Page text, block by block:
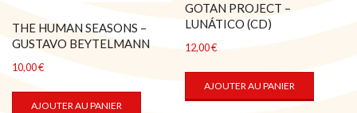
THE HUMAN SEASONS –
GUSTAVO BEYTELMANN
10,00€
AJOUTER AU PANIER
GOTAN PROJECT –
LUNÁTICO (CD)
12,00€
AJOUTER AU PANIER